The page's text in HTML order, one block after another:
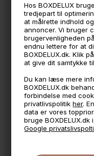
Hos BOXDELUX
tredjepart til
at målrette indhold
annoncer. Vi bruger
brugervenligheden
endnu lettere for at
BOXDELUX.dk. Klik
at give dit samtykke
Du kan læse mere
BOXDELUX.dk
forbindelse med
privatlivspolitikher.
data er vores
bruge
Google
Stor:
30 x 30 cm.
28 cm. indvendig
- Urtepotterne har
Der medfølger 2
dræn.
* Lavet i genbrugsplast
🕚 Bestil inden 11 & vi
🧺 Kan du lægge varen i